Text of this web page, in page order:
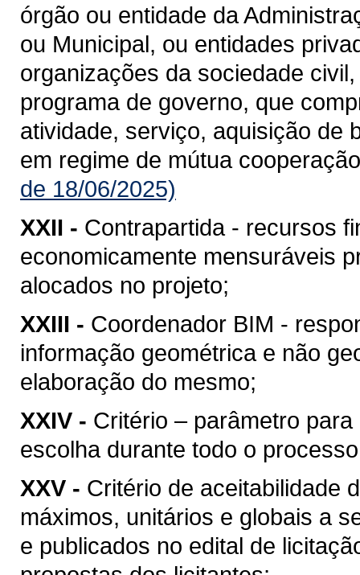
órgão ou entidade da
ou Municipal, ou entidades
organizações da sociedade
programa de governo, que
atividade, serviço, aquisição de
em regime de mútua
de 18/06/2025)
XXII - Contrapartida - recursos
economicamente mensuráveis
alocados no projeto;
XXIII - Coordenador BIM -
informação geométrica e não
elaboração do mesmo;
XXIV - Critério – parâmetro
escolha durante todo o
XXV - Critério de aceitabilidade
máximos, unitários e globais a
e publicados no edital de